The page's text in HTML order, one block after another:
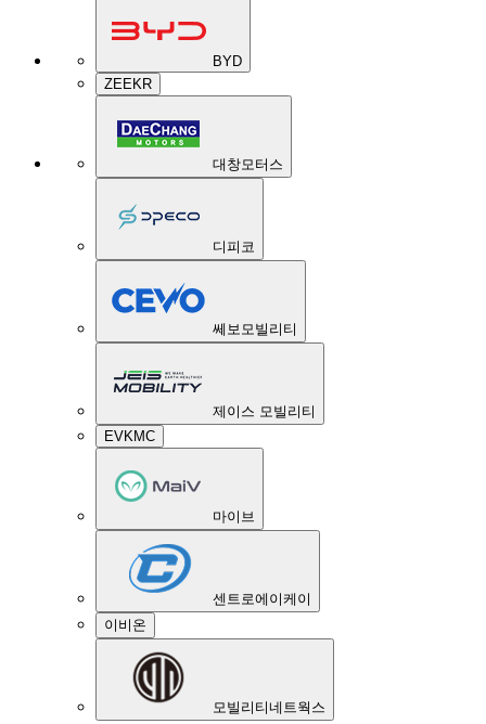
BYD
ZEEKR
대창모터스
디피코
쎄보모빌리티
제이스 모빌리티
EVKMC
마이브
센트로에이케이
이비온
모빌리티네트웍스